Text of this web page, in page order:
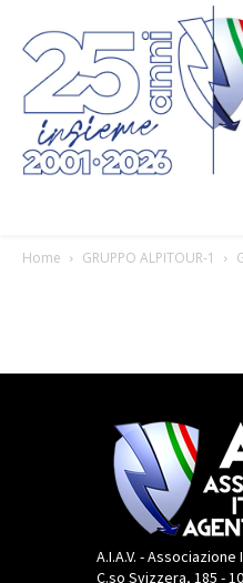
Home GRUPPO ALPITOUR-1
A.I.A.V. -
C.so Svizzera, 185 -